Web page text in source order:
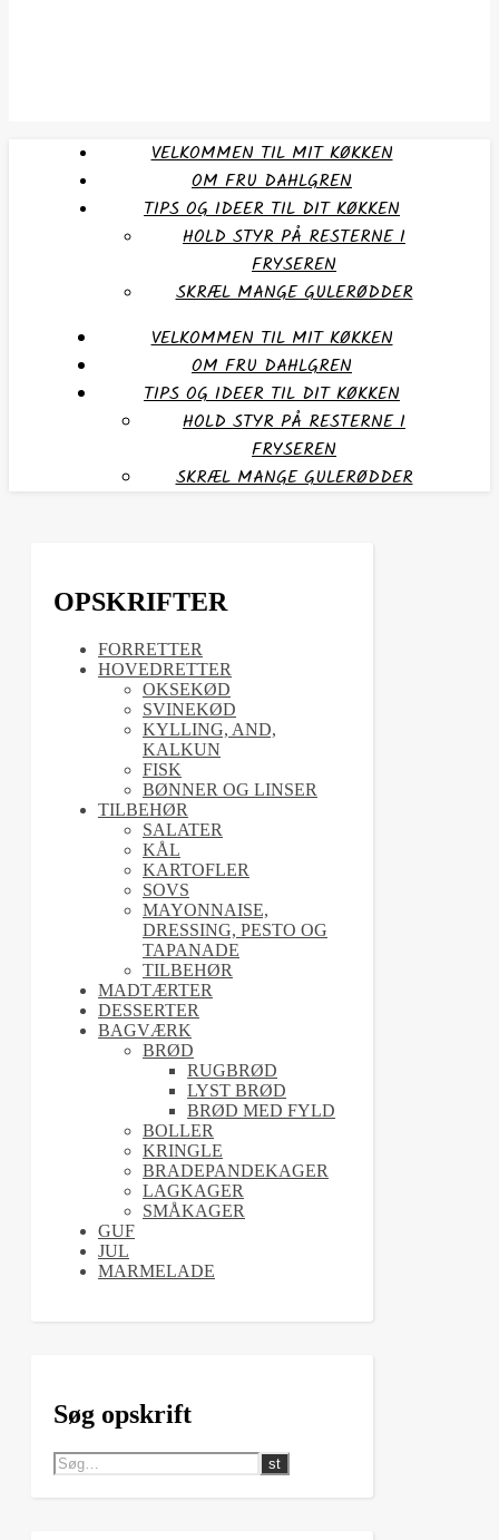
VELKOMMEN TIL MIT KØKKEN
OM FRU DAHLGREN
TIPS OG IDEER TIL DIT KØKKEN
HOLD STYR PÅ RESTERNE I
FRYSEREN
SKRÆL MANGE GULERØDDER
VELKOMMEN TIL MIT KØKKEN
OM FRU DAHLGREN
TIPS OG IDEER TIL DIT KØKKEN
HOLD STYR PÅ RESTERNE I
FRYSEREN
SKRÆL MANGE GULERØDDER
OPSKRIFTER
FORRETTER
HOVEDRETTER
OKSEKØD
SVINEKØD
KYLLING, AND,
KALKUN
FISK
BØNNER OG LINSER
TILBEHØR
SALATER
KÅL
KARTOFLER
SOVS
MAYONNAISE,
DRESSING, PESTO OG
TAPANADE
TILBEHØR
MADTÆRTER
DESSERTER
BAGVÆRK
BRØD
RUGBRØD
LYST BRØD
BRØD MED FYLD
BOLLER
KRINGLE
BRADEPANDEKAGER
LAGKAGER
SMÅKAGER
GUF
JUL
MARMELADE
Søg opskrift